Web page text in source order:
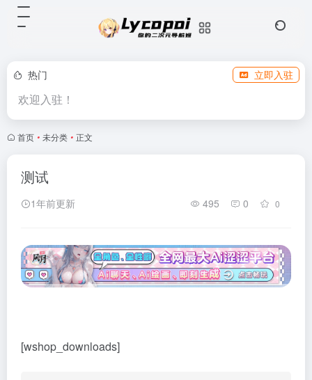
热门 立即入驻
欢迎入驻！
首页 • 未分类 • 正文
测试
1年前更新 495 0 0
[wshop_downloads]